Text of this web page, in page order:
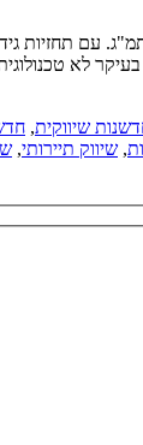
לא
שיווקית,
, שיווק תיירותי,